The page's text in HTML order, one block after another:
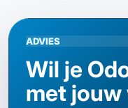
ADVIES
Wil je
met